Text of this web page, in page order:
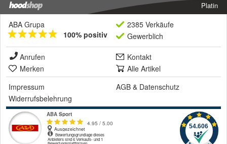
Platin
ABA Grupa
100% positiv
2385 Verkäufe
Gewerblich
Anrufen
Kontakt
Merken
Alle Artikel
Impressum
AGB & Datenschutz
Widerrufsbelehrung